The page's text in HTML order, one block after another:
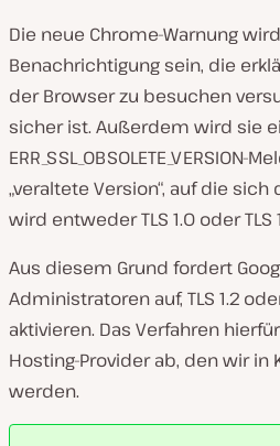
Die neue Chrome-Warnung
Benachrichtigung sein, die
der Browser zu besuchen
sicher ist. Außerdem wird sie
„veraltete Version“, auf die
wird entweder TLS 1.0 oder TLS
Aus diesem Grund fordert
Administratoren auf, TLS 1.2
aktivieren. Das Verfahren
Hosting-Provider ab, den wir
werden.